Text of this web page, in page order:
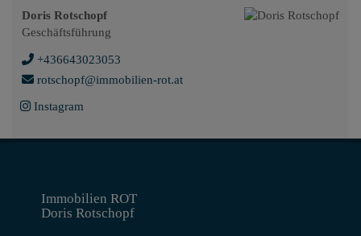
Doris Rotschopf
Geschäftsführung
+436643023053
rotschopf@immobilien-rot.at
Instagram
Immobilien ROT
Doris Rotschopf